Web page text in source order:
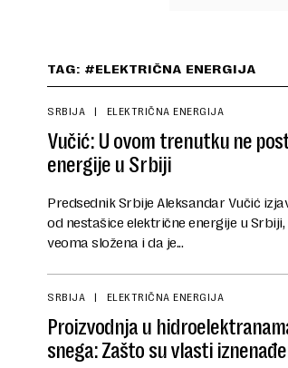
TAG: #ELEKTRIČNA ENERGIJA
SRBIJA ELEKTRIČNA ENERGIJA
Vučić: U ovom trenutku ne
energije u Srbiji
Predsednik Srbije Aleksandar Vučić
od nestašice električne energije u
veoma složena i da je...
SRBIJA ELEKTRIČNA ENERGIJA
Proizvodnja u
snega: Zašto su vlasti